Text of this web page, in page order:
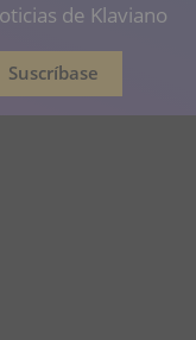
de Klaviano